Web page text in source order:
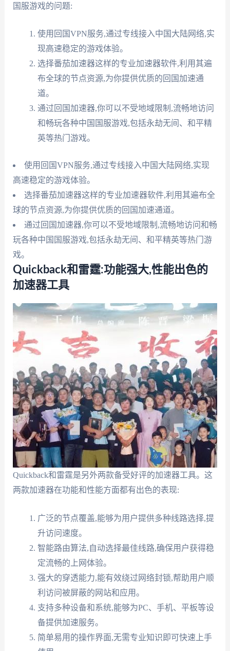
国服游戏的问题:
使用回国VPN服务,通过专线接入中国大陆网络,实
现高速稳定的游戏体验。
选择番茄加速器这样的专业加速器软件,利用其遍
布全球的节点资源,为你提供优质的回国加速通
道。
通过回国加速器,你可以不受地域限制,流畅地访问
和畅玩各种中国国服游戏,包括永劫无间、和平精
英等热门游戏。
使用回国VPN服务,通过专线接入中国大陆网络,实现
高速稳定的游戏体验。
选择番茄加速器这样的专业加速器软件,利用其遍布全
球的节点资源,为你提供优质的回国加速通道。
通过回国加速器,你可以不受地域限制,流畅地访问和畅
玩各种中国国服游戏,包括永劫无间、和平精英等热门游
戏。
Quickback和雷霆:功能强大,性能出色的
加速器工具
Quickback和雷霆是另外两款备受好评的加速器工具。这
两款加速器在功能和性能方面都有出色的表现:
广泛的节点覆盖,能够为用户提供多种线路选择,提
升访问速度。
智能路由算法,自动选择最佳线路,确保用户获得稳
定流畅的上网体验。
强大的穿透能力,能有效绕过网络封锁,帮助用户顺
利访问被屏蔽的网站和应用。
支持多种设备和系统,能够为PC、手机、平板等设
备提供加速服务。
简单易用的操作界面,无需专业知识即可快速上手